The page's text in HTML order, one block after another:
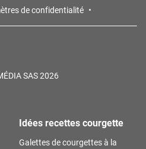
de confidentialité
SAS 2026
Idées recettes courgette
Galettes de courgettes à la